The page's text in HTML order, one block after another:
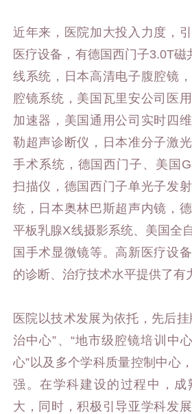
近年来，医院加大投入力度，
医疗设备，有德国西门子3.0T
线系统，日本高清电子腹腔镜
腔镜系统，美国瓦里安公司医
加速器，美国通用公司实时四
勒超声诊断仪，日本准分子激
手术系统，德国西门子、美国
扫描仪，德国西门子单光子发
统，日本奥林巴斯超声内镜，
平板乳腺X线摄影系统、美国全
国手术显微镜等。高新医疗设
的诊断、治疗技术水平提供了有
医院以技术发展为依托，先后
治中心”、“地市级腔镜培训中
心”以及多个学科质量控制中心
强。在学科建设的过程中，成
大，同时，积极引导亚学科发